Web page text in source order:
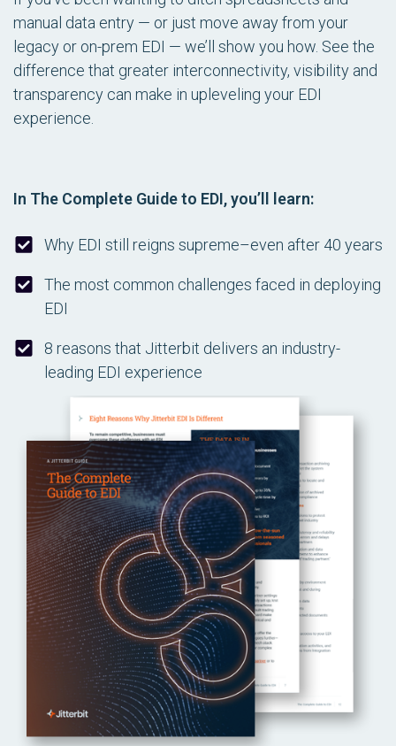
manual data entry — or just move away from your
legacy or on-prem EDI — we’ll show you how. See the
difference that greater interconnectivity, visibility and
transparency can make in upleveling your EDI
experience.
In The Complete Guide to EDI, you’ll learn:
Why EDI still reigns supreme–even after 40 years
The most common challenges faced in deploying
EDI
8 reasons that Jitterbit delivers an industry-
leading EDI experience